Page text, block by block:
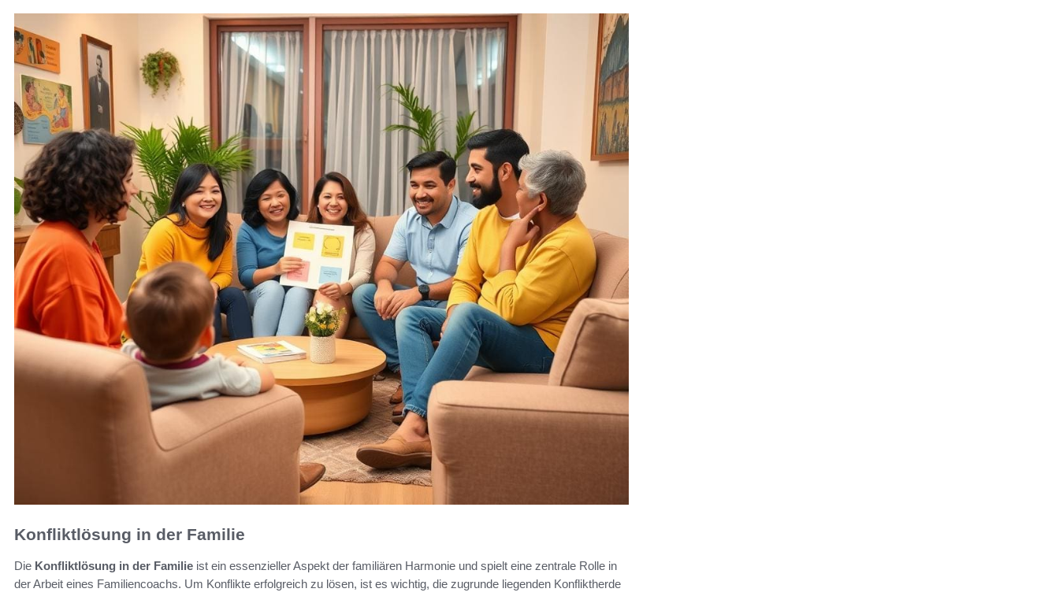
Konfliktlösung in der Familie
Die Konfliktlösung in der Familie ist ein essenzieller Aspekt der familiären Harmonie und spielt eine zentrale Rolle in
der Arbeit eines Familiencoachs. Um Konflikte erfolgreich zu lösen, ist es wichtig, die zugrunde liegenden Konfliktherde